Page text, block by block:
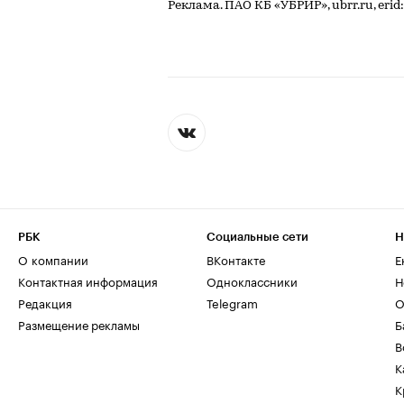
Реклама. ПАО КБ «УБРИР», ubrr.ru, erid:
РБК
О компании
Контактная информация
Редакция
Размещение рекламы
Социальные сети
ВКонтакте
Одноклассники
Telegram